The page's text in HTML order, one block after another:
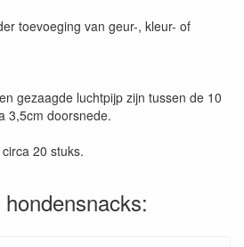
toevoeging van geur-, kleur- of
gezaagde luchtpijp zijn tussen de 10
3,5cm doorsnede.
20 stuks.